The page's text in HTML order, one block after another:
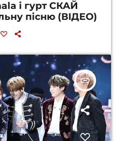
і гурт СКАЙ
пісню (ВІДЕО)
insert_link